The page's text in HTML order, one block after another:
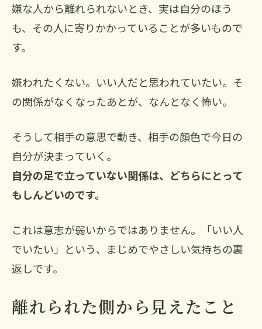
嫌な人から離れられないとき、実は自分のほう
も、その人に寄りかかっていることが多いもので
す。
嫌われたくない。いい人だと思われていたい。そ
の関係がなくなったあとが、なんとなく怖い。
そうして相手の意思で動き、相手の顔色で今日の
自分が決まっていく。
自分の足で立っていない関係は、どちらにとって
もしんどいのです。
これは意志が弱いからではありません。「いい人
でいたい」という、まじめでやさしい気持ちの裏
返しです。
離れられた側から見えたこと